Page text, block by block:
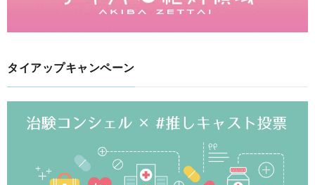
タイアップキャンペーン